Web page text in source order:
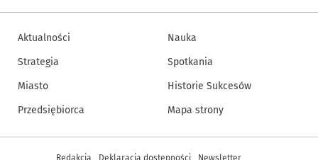
Aktualności
Strategia
Miasto
Przedsiębiorca
Nauka
Spotkania
Historie Sukcesów
Mapa strony
Inne informacje
Redakcja Deklaracja dostępności Newsletter